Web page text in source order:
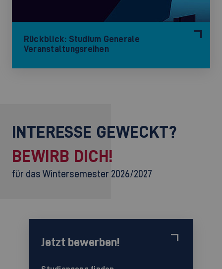
Rückblick: Studium Generale
Veranstaltungsreihen
INTERESSE GEWECKT?
BEWIRB DICH!
für das Wintersemester 2026/2027
Jetzt bewerben!